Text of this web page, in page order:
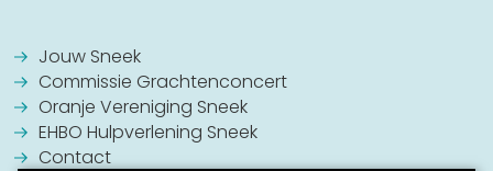
Jouw Sneek
Commissie Grachtenconcert
Oranje Vereniging Sneek
EHBO Hulpverlening Sneek
Contact